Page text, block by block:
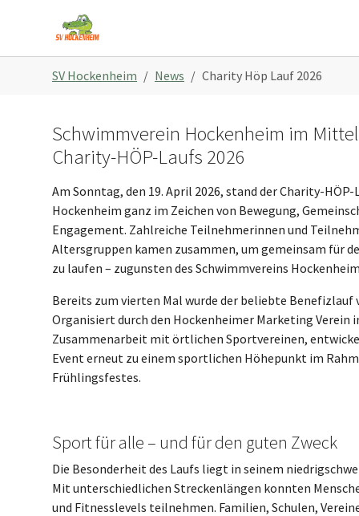
SV Hockenheim News Charity Höp Lauf 2026
Schwimmverein Hockenheim im
Charity-HÖP-Laufs 2026
Am Sonntag, den 19. April 2026, stand der Charity-HÖP-
Hockenheim ganz im Zeichen von Bewegung,
Engagement. Zahlreiche Teilnehmerinnen und
Altersgruppen kamen zusammen, um gemeinsam für
zu laufen – zugunsten des Schwimmvereins
Bereits zum vierten Mal wurde der beliebte
Organisiert durch den Hockenheimer Marketing Verein
Zusammenarbeit mit örtlichen Sportvereinen,
Event erneut zu einem sportlichen Höhepunkt im
Frühlingsfestes.
Sport für alle – und für den guten Zweck
Die Besonderheit des Laufs liegt in seinem
Mit unterschiedlichen Streckenlängen konnten
und Fitnesslevels teilnehmen. Familien, Schulen,